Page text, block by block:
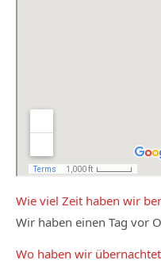
Wie viel Zeit haben wir
Wir haben einen Tag vor
Wo haben wir